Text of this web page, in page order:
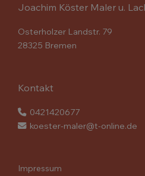
Joachim Köster Maler u.
Osterholzer Landstr. 79
28325 Bremen
Kontakt
0421420677
koester-maler@t-online.de
Impressum